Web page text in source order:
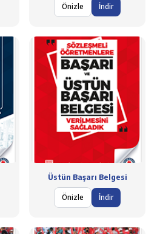
Önizle İndir
Üstün Başarı Belgesi
Önizle İndir